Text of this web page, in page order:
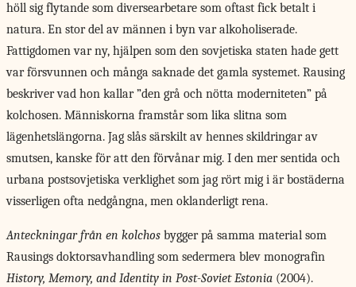
höll sig flytande som diversearbetare som oftast fick betalt i
natura. En stor del av männen i byn var alkoholiserade.
Fattigdomen var ny, hjälpen som den sovjetiska staten hade gett
var försvunnen och många saknade det gamla systemet. Rausing
beskriver vad hon kallar ”den grå och nötta moderniteten” på
kolchosen. Människorna framstår som lika slitna som
lägenhetslängorna. Jag slås särskilt av hennes skildringar av
smutsen, kanske för att den förvånar mig. I den mer sentida och
urbana postsovjetiska verklighet som jag rört mig i är bostäderna
visserligen ofta nedgångna, men oklanderligt rena.
Anteckningar från en kolchos bygger på samma material som
Rausings doktorsavhandling som sedermera blev monografin
History, Memory, and Identity in Post-Soviet Estonia (2004).